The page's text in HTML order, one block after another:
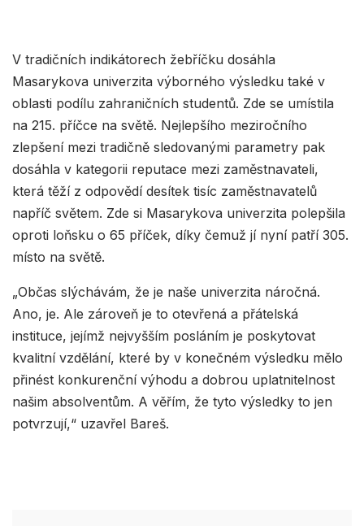
V tradičních indikátorech žebříčku dosáhla
Masarykova univerzita výborného výsledku také v
oblasti podílu zahraničních studentů. Zde se umístila
na 215. příčce na světě. Nejlepšího meziročního
zlepšení mezi tradičně sledovanými parametry pak
dosáhla v kategorii reputace mezi zaměstnavateli,
která těží z odpovědí desítek tisíc zaměstnavatelů
napříč světem. Zde si Masarykova univerzita polepšila
oproti loňsku o 65 příček, díky čemuž jí nyní patří 305.
místo na světě.
„Občas slýchávám, že je naše univerzita náročná.
Ano, je. Ale zároveň je to otevřená a přátelská
instituce, jejímž nejvyšším posláním je poskytovat
kvalitní vzdělání, které by v konečném výsledku mělo
přinést konkurenční výhodu a dobrou uplatnitelnost
našim absolventům. A věřím, že tyto výsledky to jen
potvrzují,“ uzavřel Bareš.